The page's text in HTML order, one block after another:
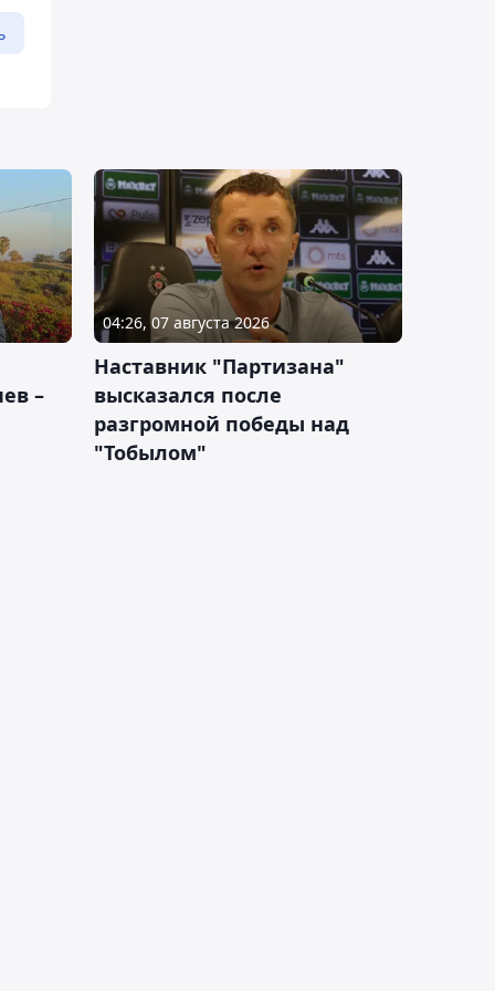
–
04:26, 07 августа 2026
Наставник "Партизана"
высказался после
разгромной победы над
"Тобылом"